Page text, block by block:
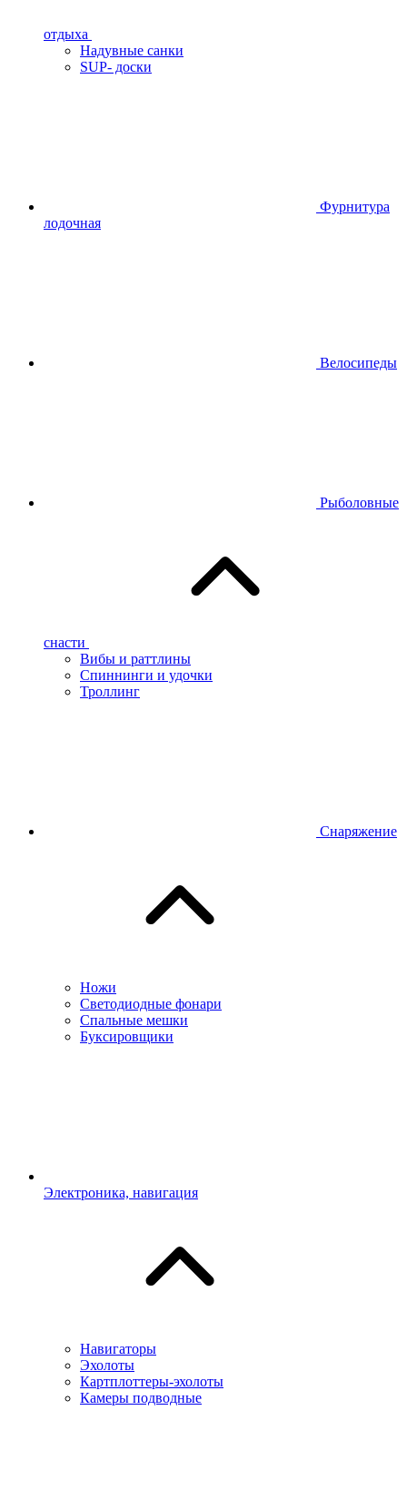
отдыха
Надувные санки
SUP- доски
Фурнитура
лодочная
Велосипеды
Рыболовные
снасти
Вибы и раттлины
Спиннинги и удочки
Троллинг
Снаряжение
Ножи
Светодиодные фонари
Спальные мешки
Буксировщики
Электроника, навигация
Навигаторы
Эхолоты
Картплоттеры-эхолоты
Камеры подводные